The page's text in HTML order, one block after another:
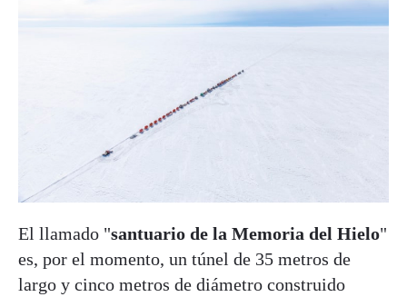
El llamado "santuario de la Memoria del Hielo"
es, por el momento, un túnel de 35 metros de
largo y cinco metros de diámetro construido